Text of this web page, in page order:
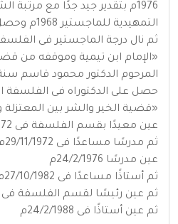
1976م بتقدير جيد جدًا مع
التمهيدية
ثم نال درجة الماجستير فى
«الإمام ابن تيمية وموقفه من
المرحوم الدكتور محمود قاسم سنة
حصل على الدكتوراه فى الفلسفة
«قضية الخير والشر بين المعتزلة
عين معيدًا بقسم الفلسفة فى 29/9/1972م
ثم مدرسًا مساعدًا فى 29/11/1972م
عين مدرسًا 24/2/1976م
ثم أستاذًا مساعدًا فى 27/10/1982م
ثم عين رئيسًا لقسم الفلسفة فى 1/9/1987م
ثم عين أستاذًا فى 24/2/1988م